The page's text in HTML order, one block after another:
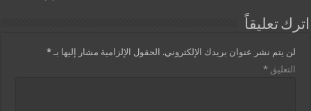
اترك تعليقاً
لن يتم نشر عنوان بريدك الإلكتروني. الحقول الإلزامية مشار إليها بـ*
التعليق*